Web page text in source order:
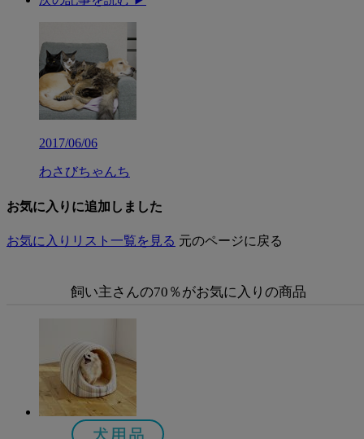
2017/06/06
わさびちゃんち
お気に入りに追加しました
お気に入りリスト一覧を見る 元のページに戻る
飼い主さんの70％がお気に入りの商品